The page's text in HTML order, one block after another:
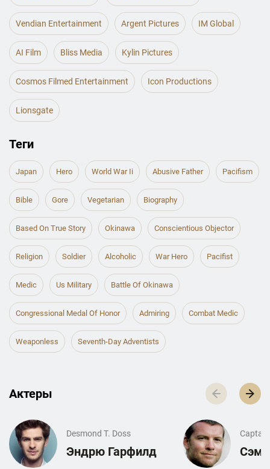
Vendian Entertainment Argent Pictures IM Global
AI Film Bliss Media Kylin Pictures
Cosmos Filmed Entertainment Icon Productions
Lionsgate
Теги
Japan Hero World War Ii Abusive Father Pacifism
Bible Gore Vegetarian Biography
Based On True Story Okinawa Conscientious Objector
Religion Soldier Alcoholic War Hero Pacifist
Medic Us Military Battle Of Okinawa
Congressional Medal Of Honor Admiring Combat Medic
Weaponless Seventh-Day Adventists
Актеры
Desmond T. Doss
Эндрю Гарфилд Сэм